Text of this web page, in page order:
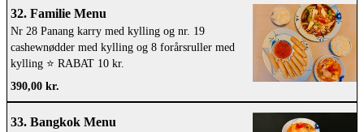
32. Familie Menu
Nr 28 Panang karry med kylling og nr. 19
cashewnødder med kylling og 8 forårsruller med
kylling ⭐️ RABAT 10 kr.
390,00 kr.
33. Bangkok Menu